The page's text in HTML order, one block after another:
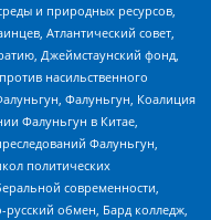
и природных ресурсов,
Атлантический совет,
Джеймстаунский фонд,
насильственного
Фалуньгун, Коалиция
Фалуньгун в Китае,
Фалуньгун,
политических
современности,
обмен, Бард колледж,